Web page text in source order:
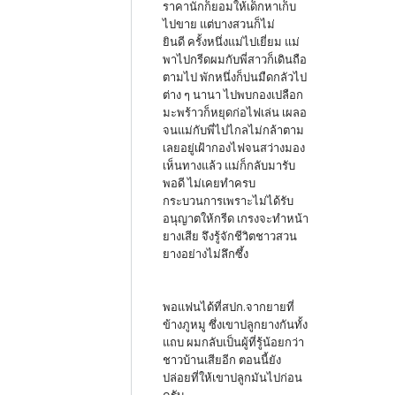
ราคานักก็ยอมให้เด็กหาเก็บ
ไปขาย แต่บางสวนก็ไม่
ยินดี ครั้งหนึ่งแม่ไปเยี่ยม แม่
พาไปกรีดผมกับพี่สาวก็เดินถือ
ตามไป พักหนึ่งก็บ่นมืดกลัวไป
ต่าง ๆ นานา ไปพบกองเปลือก
มะพร้าวก็หยุดก่อไฟเล่น เผลอ
จนแม่กับพี่ไปไกลไม่กล้าตาม
เลยอยู่เฝ้ากองไฟจนสว่างมอง
เห็นทางแล้ว แม่ก็กลับมารับ
พอดี ไม่เคยทำครบ
กระบวนการเพราะไม่ได้รับ
อนุญาตให้กรีด เกรงจะทำหน้า
ยางเสีย จึงรู้จักชีวิตชาวสวน
ยางอย่างไม่ลึกซึ้ง
พอแฟนได้ที่สปก.จากยายที่
ข้างภูหมู ซึ่งเขาปลูกยางกันทั้ง
แถบ ผมกลับเป็นผู้ที่รู้น้อยกว่า
ชาวบ้านเสียอีก ตอนนี้ยัง
ปล่อยที่ให้เขาปลูกมันไปก่อน